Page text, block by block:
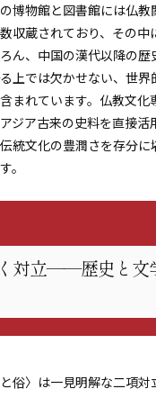
博物館と図書館には仏教
収蔵されており、その中
ん、中国の漢代以降の
上では欠かせない、世
まれています。仏教文化
ジア古来の史料を直接活
統文化の豊潤さを存分に
。
対立——歴史と文
と俗〉は一見明解な二項対